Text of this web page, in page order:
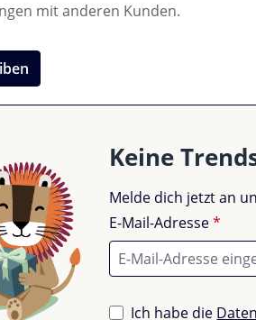
mit anderen Kunden.
Keine
Melde dich jetzt an
E-Mail-Adresse*
Ich habe die